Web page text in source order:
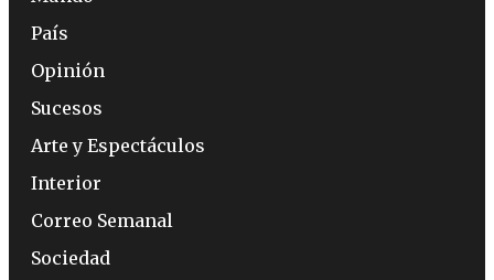
País
Opinión
Sucesos
Arte y Espectáculos
Interior
Correo Semanal
Sociedad